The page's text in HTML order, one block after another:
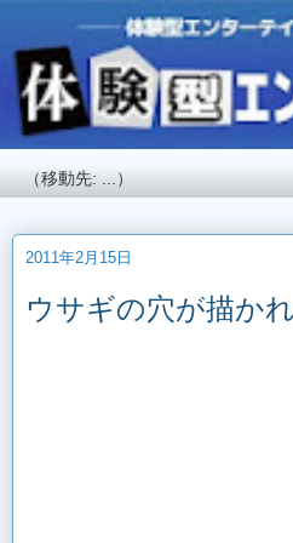
2011年2月15日
ウサギの穴が描か